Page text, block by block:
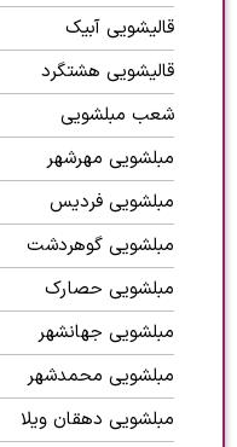
قالیشویی آبیک
قالیشویی هشتگرد
شعب مبلشویی
مبلشویی مهرشهر
مبلشویی فردیس
مبلشویی گوهردشت
مبلشویی حصارک
مبلشویی جهانشهر
مبلشویی محمدشهر
مبلشویی دهقان ویلا